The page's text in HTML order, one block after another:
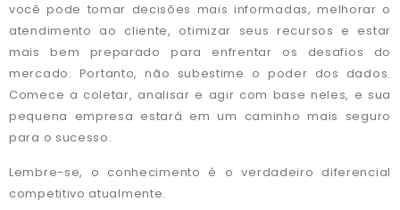
você pode tomar decisões mais informadas, melhorar o
atendimento ao cliente, otimizar seus recursos e estar
mais bem preparado para enfrentar os desafios do
mercado. Portanto, não subestime o poder dos dados.
Comece a coletar, analisar e agir com base neles, e sua
pequena empresa estará em um caminho mais seguro
para o sucesso.
Lembre-se, o conhecimento é o verdadeiro diferencial
competitivo atualmente.